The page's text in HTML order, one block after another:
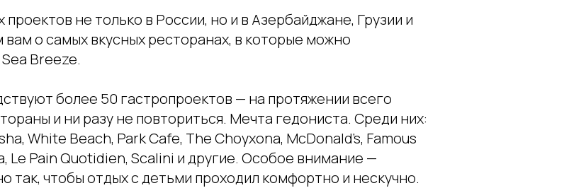
не только в России, но и в Азербайджане, Грузии и
о самых вкусных ресторанах, в которые можно
Breeze.
более 50 гастропроектов — на протяжении всего
и ни разу не повториться. Мечта гедониста. Среди них:
White Beach, Park Cafe, The Choyxona, McDonald’s, Famous
Le Pain Quotidien, Scalini и другие. Особое внимание —
так, чтобы отдых с детьми проходил комфортно и нескучно.